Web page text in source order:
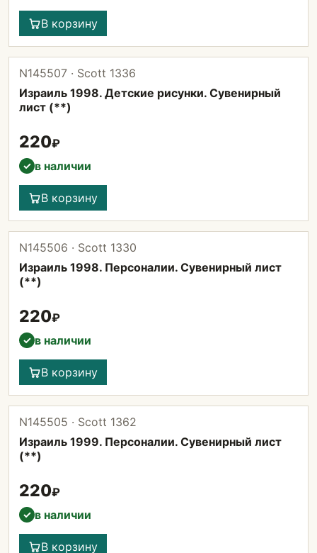
В корзину
N145507 · Scott 1336
Израиль 1998. Детские рисунки. Сувенирный
лист (**)
220₽
✓ в наличии
В корзину
N145506 · Scott 1330
Израиль 1998. Персоналии. Сувенирный лист
(**)
220₽
✓ в наличии
В корзину
N145505 · Scott 1362
Израиль 1999. Персоналии. Сувенирный лист
(**)
220₽
✓ в наличии
В корзину